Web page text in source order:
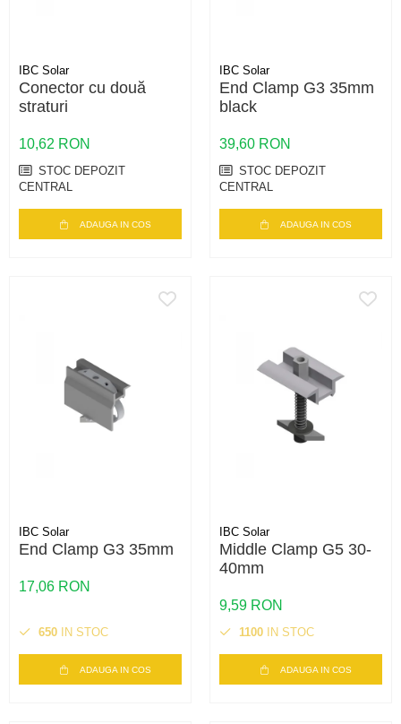
IBC Solar
Conector cu două
straturi
10,62 RON
STOC DEPOZIT
CENTRAL
ADAUGA IN COS
IBC Solar
End Clamp G3 35mm
black
39,60 RON
STOC DEPOZIT
CENTRAL
ADAUGA IN COS
IBC Solar
End Clamp G3 35mm
17,06 RON
650 IN STOC
ADAUGA IN COS
IBC Solar
Middle Clamp G5 30-
40mm
9,59 RON
1100 IN STOC
ADAUGA IN COS